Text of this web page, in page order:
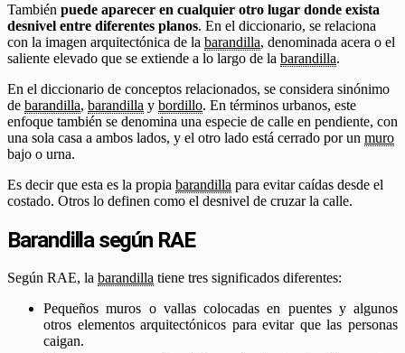
También puede aparecer en cualquier otro lugar donde exista
desnivel entre diferentes planos. En el diccionario, se relaciona
con la imagen arquitectónica de la barandilla, denominada acera o el
saliente elevado que se extiende a lo largo de la barandilla.
En el diccionario de conceptos relacionados, se considera sinónimo
de barandilla, barandilla y bordillo. En términos urbanos, este
enfoque también se denomina una especie de calle en pendiente, con
una sola casa a ambos lados, y el otro lado está cerrado por un muro
bajo o urna.
Es decir que esta es la propia barandilla para evitar caídas desde el
costado. Otros lo definen como el desnivel de cruzar la calle.
Barandilla según RAE
Según RAE, la barandilla tiene tres significados diferentes:
Pequeños muros o vallas colocadas en puentes y algunos
otros elementos arquitectónicos para evitar que las personas
caigan.